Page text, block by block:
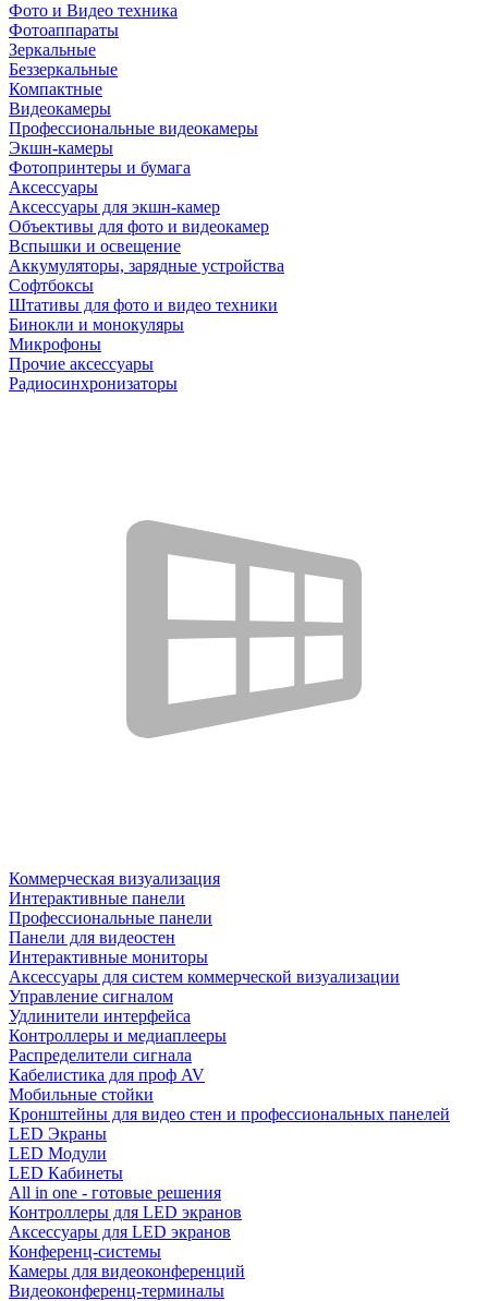
Фото и Видео техника
Фотоаппараты
Зеркальные
Беззеркальные
Компактные
Видеокамеры
Профессиональные видеокамеры
Экшн-камеры
Фотопринтеры и бумага
Аксессуары
Аксессуары для экшн-камер
Объективы для фото и видеокамер
Вспышки и освещение
Аккумуляторы, зарядные устройства
Софтбоксы
Штативы для фото и видео техники
Бинокли и монокуляры
Микрофоны
Прочие аксессуары
Радиосинхронизаторы
Коммерческая визуализация
Интерактивные панели
Профессиональные панели
Панели для видеостен
Интерактивные мониторы
Аксессуары для систем коммерческой визуализации
Управление сигналом
Удлинители интерфейса
Контроллеры и медиаплееры
Распределители сигнала
Кабелистика для проф AV
Мобильные стойки
Кронштейны для видео стен и профессиональных панелей
LED Экраны
LED Модули
LED Кабинеты
All in one - готовые решения
Контроллеры для LED экранов
Аксессуары для LED экранов
Конференц-системы
Камеры для видеоконференций
Видеоконференц-терминалы